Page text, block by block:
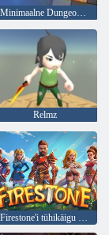
Minimaalne Dungeon RPG
Relmz
Firestone'i tühikäigu RPG